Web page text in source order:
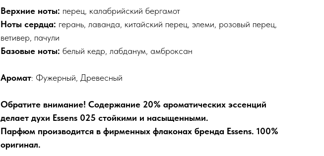
Верхние ноты: перец, калабрийский бергамот
Ноты сердца: герань, лаванда, китайский перец, элеми, розовый перец,
ветивер, пачули
Базовые ноты: белый кедр, лабданум, амброксан
Аромат: Фужерный, Древесный
Обратите внимание! Содержание 20% ароматических эссенций
делает духи Essens 025 стойкими и насыщенными.
Парфюм производится в фирменных флаконах бренда Essens. 100%
оригинал.